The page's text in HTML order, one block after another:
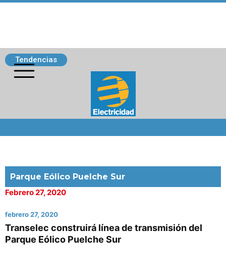
Tendencias
Parque Eólico Puelche Sur
Febrero 27, 2020
febrero 27, 2020
Transelec construirá línea de transmisión del
Parque Eólico Puelche Sur